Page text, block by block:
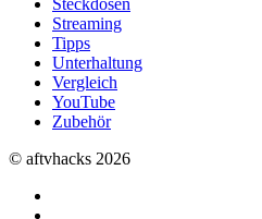
Streaming
Tipps
Unterhaltung
Vergleich
YouTube
Zubehör
© aftvhacks 2026